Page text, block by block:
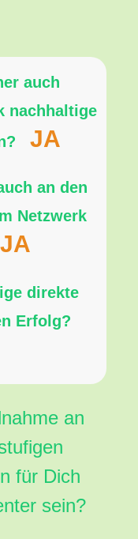
auch
nachhaltige
JA
an den
Netzwerk
JA
direkte
Erfolg?
an
für Dich
sein?